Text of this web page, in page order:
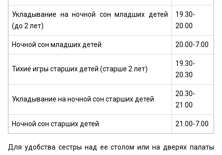
Укладывание на ночной сон младших детей
(до 2 лет)
19.30-
20.00
Ночной сон младших детей 20.00-7.00
Тихие игры старших детей (старше 2 лет)
19.30-
20.30
Укладывание на ночной сон старших детей
20.30-
21.00
Ночной сон старших детей 21.00-7.00
Для удобства сестры над ее столом или на дверях палаты